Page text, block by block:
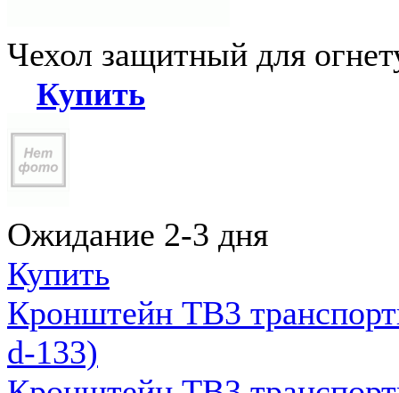
Чехол защитный для
Купить
Ожидание 2-3 дня
Купить
Кронштейн ТВ3
d-133)